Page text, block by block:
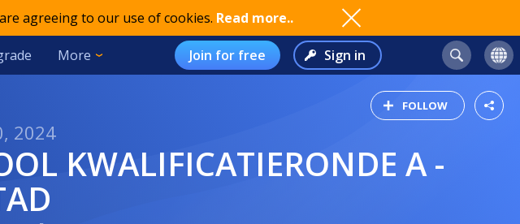
agreeing to our use of cookies. Read more..
More Join for free Sign in
FOLLOW
2024